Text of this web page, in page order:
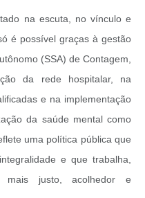
na escuta, no vínculo e
é possível graças à gestão
(SSA) de Contagem,
da rede hospitalar, na
e na implementação
da saúde mental como
uma política pública que
e que trabalha,
mais justo, acolhedor e